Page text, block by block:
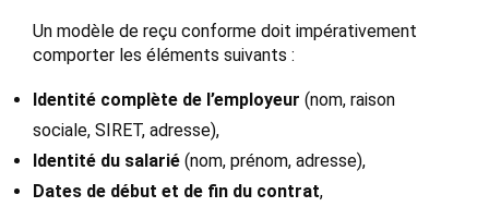
Un modèle de reçu conforme doit impérativement
comporter les éléments suivants :
Identité complète de l’employeur (nom, raison
sociale, SIRET, adresse),
Identité du salarié (nom, prénom, adresse),
Dates de début et de fin du contrat,